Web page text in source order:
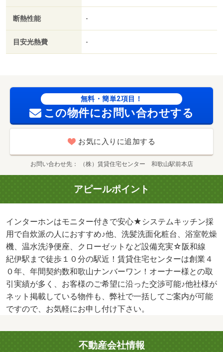
断熱性能 -
目安光熱費 -
無料・簡単2項目！
この物件にお問い合わせする
お気に入りに追加する
お問い合わせ先 （株）賃貸住宅センター 和歌山駅前本店
アピールポイント
インターホンはモニター付きで安心★システムキッチン採
用で自炊派の人におすすめ♪他、洗髪洗面化粧台、浴室乾燥
機、温水洗浄便座、クローゼットなど設備充実☆阪和線
紀伊駅まで徒歩１０分の駅近！賃貸住宅センターは創業４
０年、年間契約数和歌山ナンバーワン！オーナー様との取
引実績が多く、お客様のご希望に沿った交渉可能♪他社様が
ネット掲載している物件も、弊社で一括してご案内が可能
ですので、お気軽にお申し付け下さい。
不動産会社情報